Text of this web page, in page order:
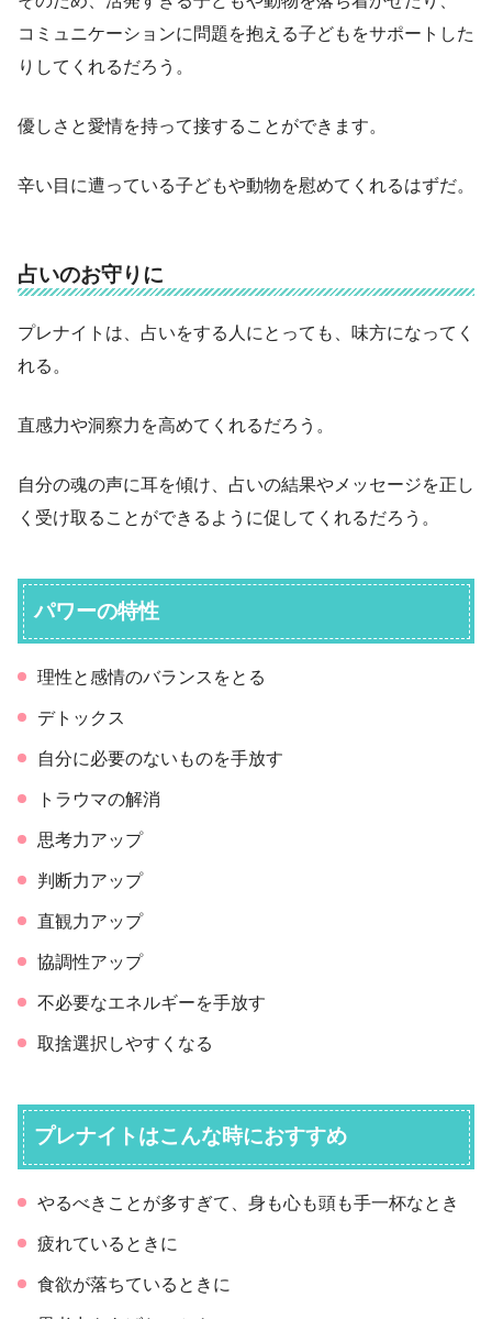
コミュニケーションに問題を抱える子どもをサポートした
りしてくれるだろう。
優しさと愛情を持って接することができます。
辛い目に遭っている子どもや動物を慰めてくれるはずだ。
占いのお守りに
プレナイトは、占いをする人にとっても、味方になってく
れる。
直感力や洞察力を高めてくれるだろう。
自分の魂の声に耳を傾け、占いの結果やメッセージを正し
く受け取ることができるように促してくれるだろう。
パワーの特性
理性と感情のバランスをとる
デトックス
自分に必要のないものを手放す
トラウマの解消
思考力アップ
判断力アップ
直観力アップ
協調性アップ
不必要なエネルギーを手放す
取捨選択しやすくなる
プレナイトはこんな時におすすめ
やるべきことが多すぎて、身も心も頭も手一杯なとき
疲れているときに
食欲が落ちているときに